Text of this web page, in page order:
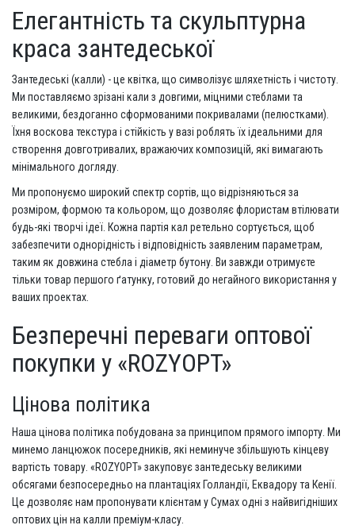
Елегантність та скульптурна
краса зантедеської
Зантедеські (калли) - це квітка, що символізує шляхетність і чистоту.
Ми поставляємо зрізані кали з довгими, міцними стеблами та
великими, бездоганно сформованими покривалами (пелюстками).
Їхня воскова текстура і стійкість у вазі роблять їх ідеальними для
створення довготривалих, вражаючих композицій, які вимагають
мінімального догляду.
Ми пропонуємо широкий спектр сортів, що відрізняються за
розміром, формою та кольором, що дозволяє флористам втілювати
будь-які творчі ідеї. Кожна партія кал ретельно сортується, щоб
забезпечити однорідність і відповідність заявленим параметрам,
таким як довжина стебла і діаметр бутону. Ви завжди отримуєте
тільки товар першого ґатунку, готовий до негайного використання у
ваших проектах.
Безперечні переваги оптової
покупки у «ROZYOPT»
Цінова політика
Наша цінова політика побудована за принципом прямого імпорту. Ми
минемо ланцюжок посередників, які неминуче збільшують кінцеву
вартість товару. «ROZYOPT» закуповує зантедеську великими
обсягами безпосередньо на плантаціях Голландії, Еквадору та Кенії.
Це дозволяє нам пропонувати клієнтам у Сумах одні з найвигідніших
оптових цін на калли преміум-класу.